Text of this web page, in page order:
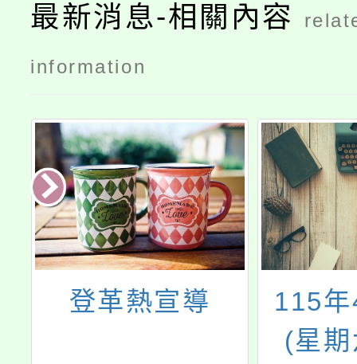
最新消息-相關內容
information
登革熱宣導
115
(星